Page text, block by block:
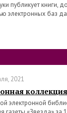
публикует книги,
электронных баз
2021
электронной